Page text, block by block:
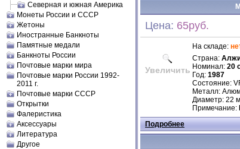
Северная и южная Америка
Монеты России и СССР
Жетоны
Иностранные Банкноты
Памятные медали
Банкноты России
Почтовые марки мира
Почтовые марки России 1992-
2011 г.
Почтовые марки СССР
Открытки
Фалеристика
Аксессуары
Литература
Другое
Цена: 65руб.
Увеличить
На складе:
Страна:
Номинал: 20
Год: 1987
Состояние:
Металл:
Диаметр: 22
Примечание:
Подробнее